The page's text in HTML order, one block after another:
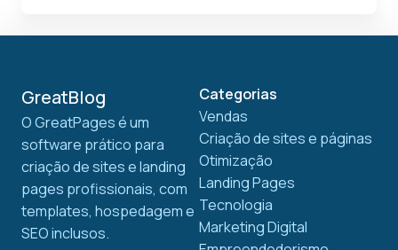
GreatBlog
O GreatPages é um
software prático para
criação de sites e landing
pages profissionais, com
templates, hospedagem e
SEO inclusos.
Categorias
Vendas
Criação de sites e páginas
Otimização
Landing Pages
Tecnologia
Marketing Digital